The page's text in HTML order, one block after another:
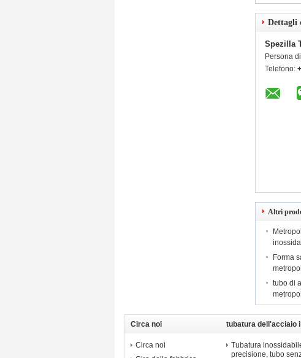
Dettagli
Spezilla
Persona
Telefono:
Altri
Forma
tubo di
Circa noi
Circa noi
tubatura dell'acciaio
di precisione
Tubatura
precisione, tubo